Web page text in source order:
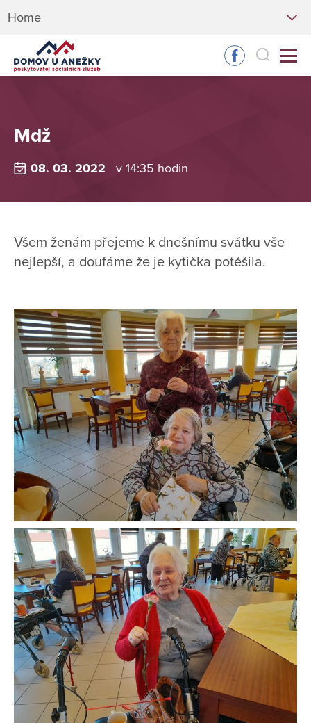
Home
Mdž
08. 03. 2022 v 14:35 hodin
Všem ženám přejeme k dnešnímu svátku vše
nejlepší, a doufáme že je kytička potěšila.